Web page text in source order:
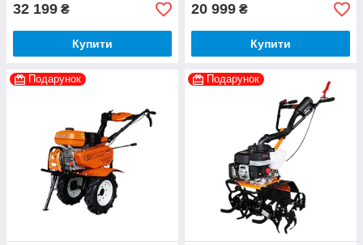
32 199 ₴
Купити
20 999 ₴
Купити
Подарунок Подарунок